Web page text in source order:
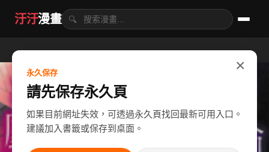
汙汙漫畫 🔍
×
永久保存
請先保存永久頁
如果目前網址失效，可透過永久頁找回最新可用入口。
建議加入書籤或保存到桌面。